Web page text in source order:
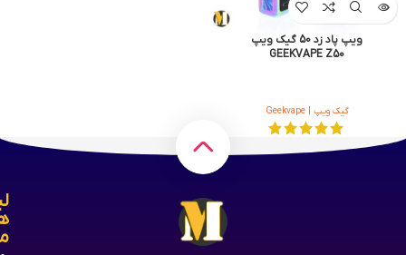
ویپ پاد زد 50 گیک ویپ
GEEKVAPE Z50
گیک ویپ | Geekvape